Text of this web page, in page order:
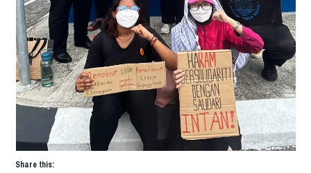
Share this: